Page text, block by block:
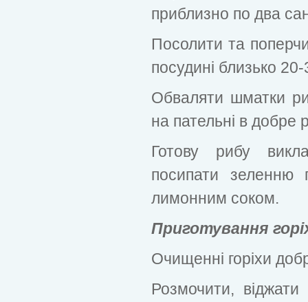
приблизно по два
Посолити та
посудині близько
Обваляти шматки
на пательні в добре
Готову рибу
посипати зеленню
лимонним соком.
Приготування
Очищенні горіхи
Розмочити, віджати